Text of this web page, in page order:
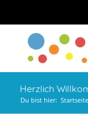
Herzlich
Du bist hier: Startseite